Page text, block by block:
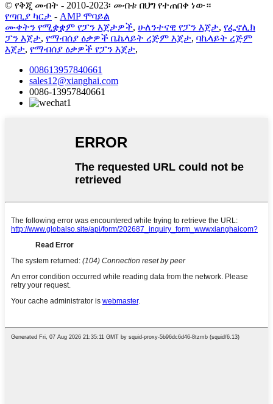
© የቅጂ መብት - 2010-2023፡ መብቱ በህግ የተጠበቀ ነው።
የጣቢያ ካርታ - AMP ሞባይል
ሙቀትን የሚቋቋም የፓን እጀታዎች, ሁለንተናዊ የፓን እጀታ, የፌኖሊክ
ፓን እጀታ, የማብሰያ ዕቃዎች ቤኬላይት ረጅም እጀታ, ባኬላይት ረጅም
እጀታ, የማብሰያ ዕቃዎች የፓን እጀታ,
008613957840661
sales12@xianghai.com
0086-13957840661